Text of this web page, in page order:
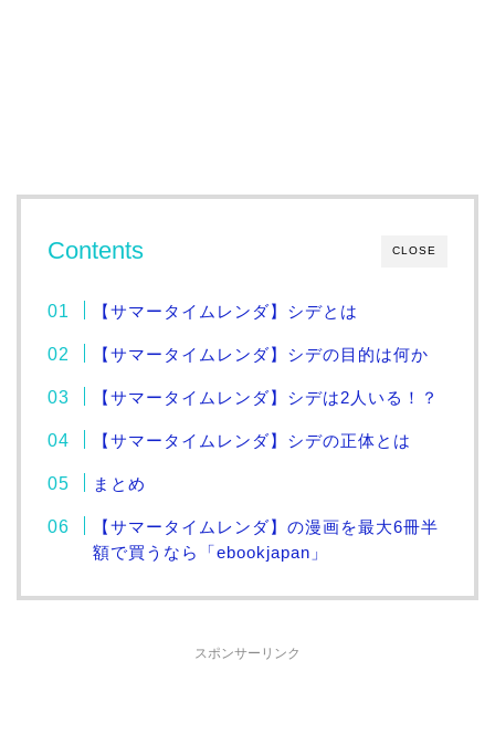
CLOSE
Contents
【サマータイムレンダ】シデとは
【サマータイムレンダ】シデの目的は何か
【サマータイムレンダ】シデは2人いる！？
【サマータイムレンダ】シデの正体とは
まとめ
【サマータイムレンダ】の漫画を最大6冊半
額で買うなら「ebookjapan」
スポンサーリンク